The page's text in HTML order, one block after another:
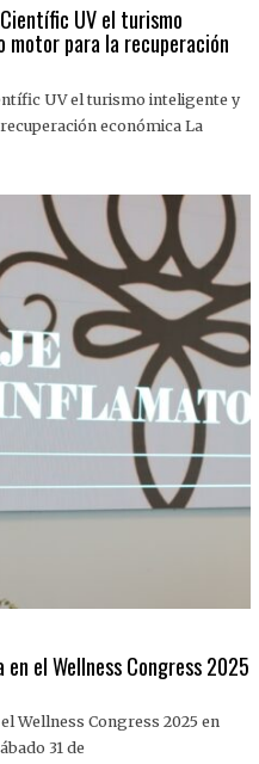
UV el turismo
para la recuperación
UV el turismo inteligente y
económica La
el Wellness Congress 2025
Wellness Congress 2025 en
31 de